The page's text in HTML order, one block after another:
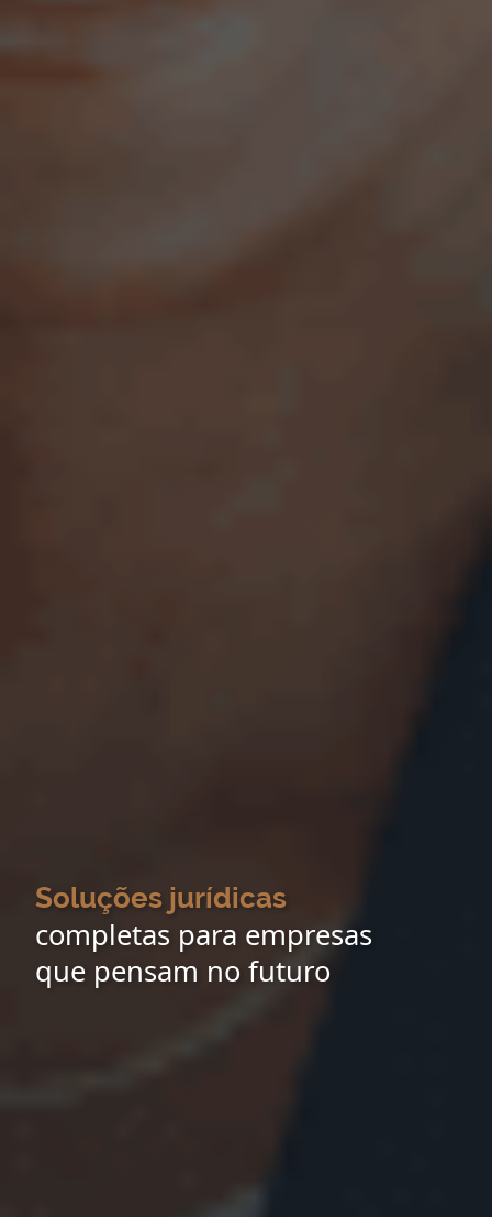
Soluções jurídicas
completas para empresas
que pensam no futuro